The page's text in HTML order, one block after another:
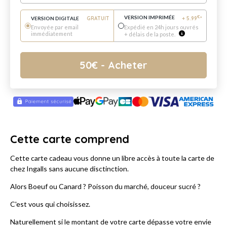
VERSION DIGITALE
GRATUIT
Envoyée par email
immédiatement
VERSION IMPRIMÉE + 5.99€*
Expédié en 24h jours ouvrés
+ délais de la poste.
50€ - Acheter
Cette carte comprend
Cette carte cadeau vous donne un libre accès à toute la carte de
chez Ingalls sans aucune disctinction.
Alors Boeuf ou Canard ? Poisson du marché, douceur sucré ?
C'est vous qui choisissez.
Naturellement si le montant de votre carte dépasse votre envie